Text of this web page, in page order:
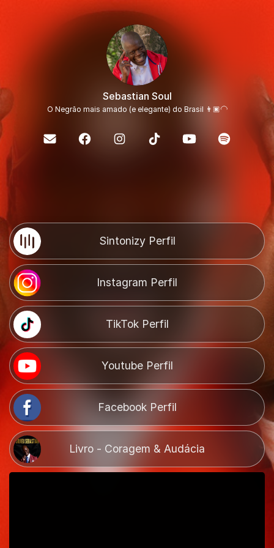
Sebastian Soul
O Negrão mais amado (e elegante) do Brasil 👨🏿‍🦲
Sintonizy Perfil
Instagram Perfil
TikTok Perfil
Youtube Perfil
Facebook Perfil
Livro - Coragem & Audácia